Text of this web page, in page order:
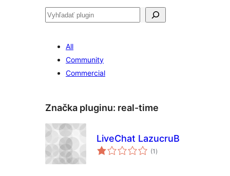
Hľadať
All
Community
Commercial
Značka pluginu: real-time
LiveChat LazucruB
(1 celkové
hodnotenie
)